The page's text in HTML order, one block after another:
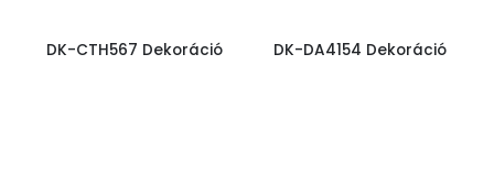
DK-CTH567 Dekoráció DK-DA4154 Dekoráció